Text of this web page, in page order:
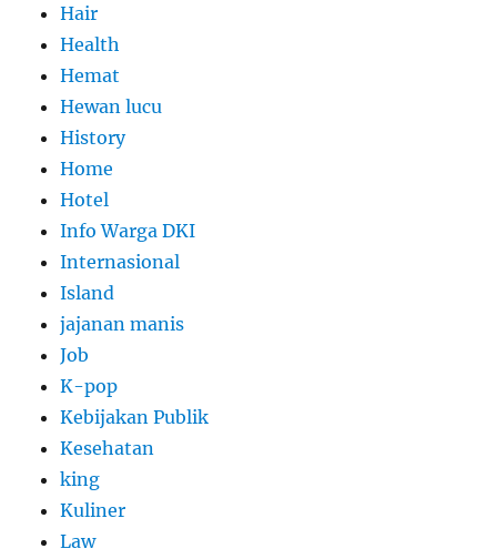
Hair
Health
Hemat
Hewan lucu
History
Home
Hotel
Info Warga DKI
Internasional
Island
jajanan manis
Job
K-pop
Kebijakan Publik
Kesehatan
king
Kuliner
Law